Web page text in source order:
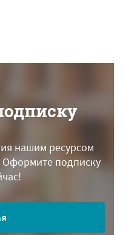
нашим ресурсом
Оформите подписку